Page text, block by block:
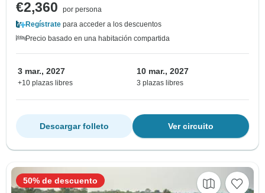
€2,360
por persona
Regístrate para acceder a los descuentos
Precio basado en una habitación compartida
3 mar., 2027
+10 plazas libres
10 mar., 2027
3 plazas libres
Ver circuito
Descargar folleto
50% de descuento